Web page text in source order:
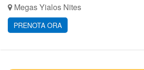
Megas Yialos Nites
PRENOTA ORA